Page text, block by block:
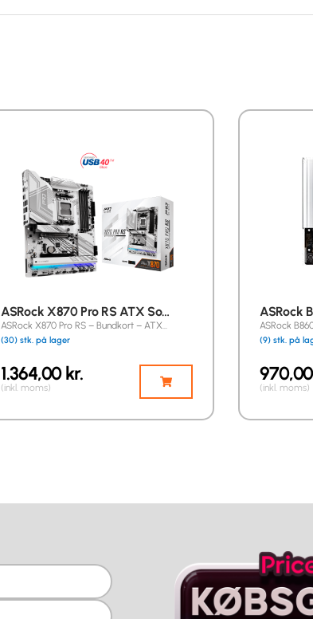
ASRock X870 Pro RS ATX So…
ASRock X870 Pro RS – Bundkort – ATX…
(30) stk. på lager
1.364,00kr.
(inkl. moms)
ASRock
ASRock
(9) stk. på
970,00
(inkl. moms)